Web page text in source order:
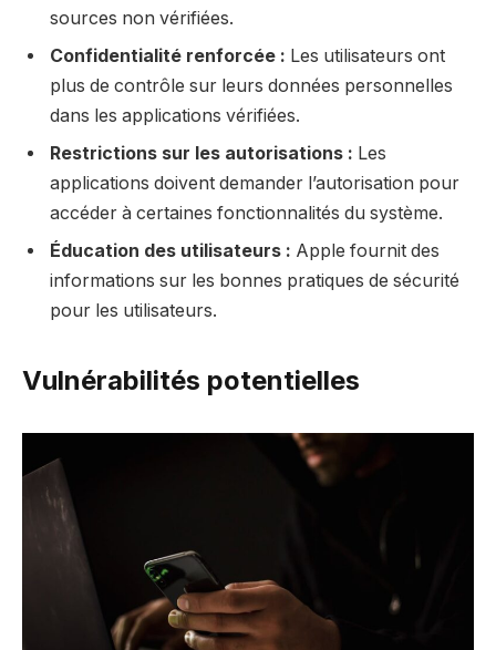
sources non vérifiées.
Confidentialité renforcée : Les utilisateurs ont
plus de contrôle sur leurs données personnelles
dans les applications vérifiées.
Restrictions sur les autorisations : Les
applications doivent demander l’autorisation pour
accéder à certaines fonctionnalités du système.
Éducation des utilisateurs : Apple fournit des
informations sur les bonnes pratiques de sécurité
pour les utilisateurs.
Vulnérabilités potentielles